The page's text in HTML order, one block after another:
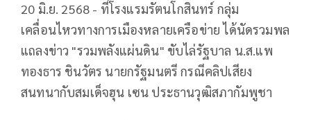
20 มิ.ย. 2568 - ที่โรงแรมรัตนโกสินทร์ กลุ่ม
เคลื่อนไหวทางการเมืองหลายเครือข่าย ได้นัดรวมพล
แถลงข่าว "รวมพลังแผ่นดิน" ขับไล่รัฐบาล น.ส.แพ
ทองธาร ชินวัตร นายกรัฐมนตรี กรณีคลิปเสียง
สนทนากับสมเด็จฮุน เซน ประธานวุฒิสภากัมพูชา